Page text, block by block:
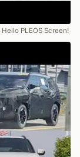
PLEOS Screen!